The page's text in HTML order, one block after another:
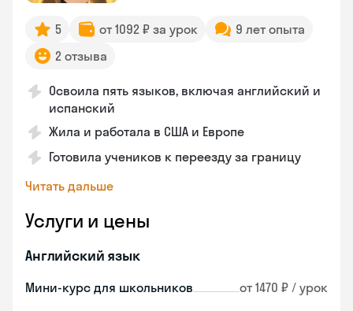
5 от 1092 ₽ за урок
9 лет опыта
2 отзыва
Освоила пять языков, включая английский и
испанский
Жила и работала в США и Европе
Готовила учеников к переезду за границу
Читать дальше
Услуги и цены
Английский язык
Мини-курс для школьников от 1470 ₽ / урок